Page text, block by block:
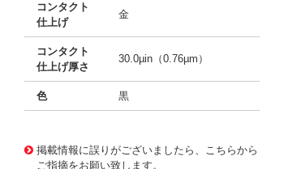
コンタクト
仕上げ
金
コンタクト
仕上げ厚さ
30.0µin（0.76µm）
色 黒
掲載情報に誤りがございましたら、こちらから
ご指摘をお願い致します。